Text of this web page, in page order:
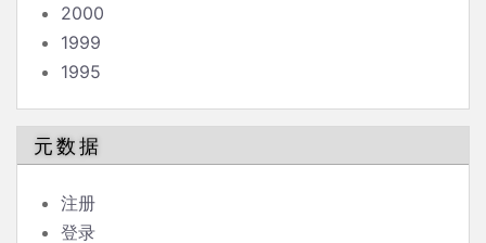
2000
1999
1995
元数据
注册
登录